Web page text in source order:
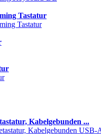
Tastatur
Kabelgebunden ...